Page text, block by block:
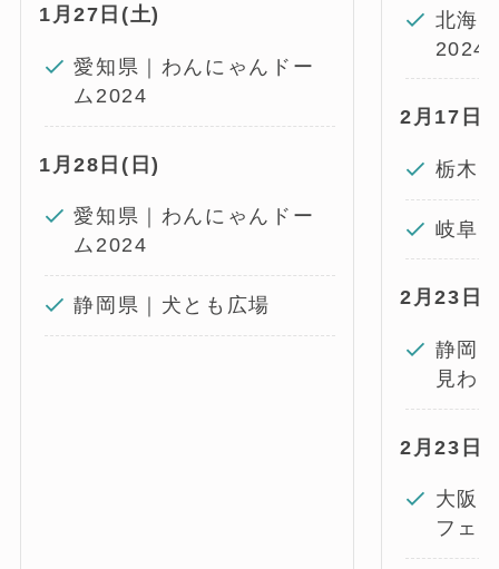
1月27日(土)
愛知県｜わんにゃんドー
ム2024
1月28日(日)
愛知県｜わんにゃんドー
ム2024
静岡県｜犬とも広場
北海
2024
2月17日(
栃木
岐阜
2月23日(
静岡
見わ
2月23日(
大阪
フェ